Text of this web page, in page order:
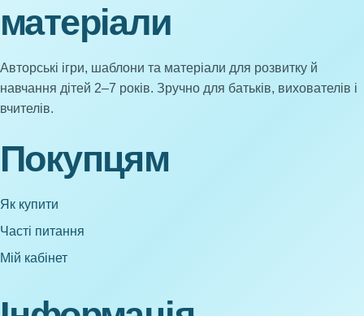
матеріали
Авторські ігри, шаблони та матеріали для розвитку й
навчання дітей 2–7 років. Зручно для батьків, вихователів і
вчителів.
Покупцям
Як купити
Часті питання
Мій кабінет